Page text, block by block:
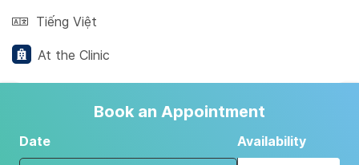
Tiếng Việt
At the Clinic
Book an Appointment
Date Availability